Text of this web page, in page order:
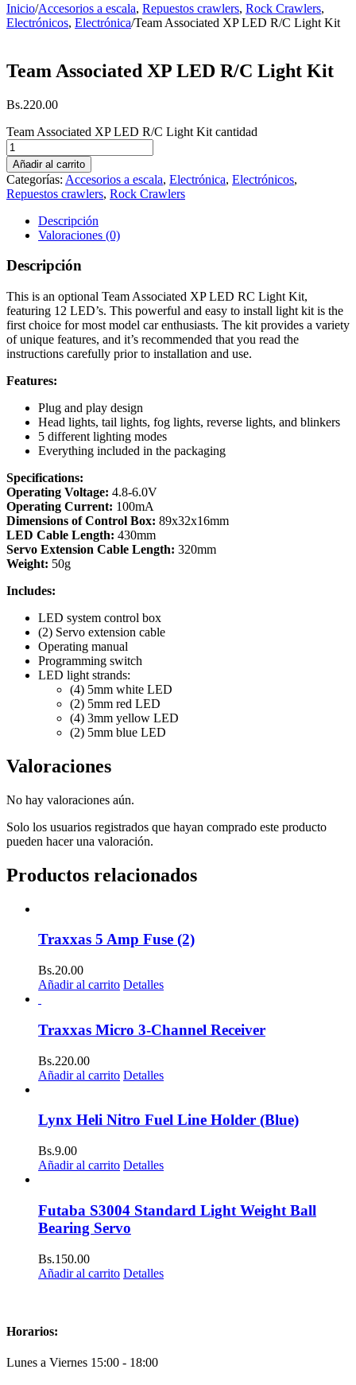
Inicio/Accesorios a escala, Repuestos crawlers, Rock Crawlers,
Electrónicos, Electrónica/Team Associated XP LED R/C Light Kit
Team Associated XP LED R/C Light Kit
Bs.220.00
Team Associated XP LED R/C Light Kit cantidad
Añadir al carrito
Categorías: Accesorios a escala, Electrónica, Electrónicos,
Repuestos crawlers, Rock Crawlers
Descripción
Valoraciones (0)
Descripción
This is an optional Team Associated XP LED RC Light Kit,
featuring 12 LED’s. This powerful and easy to install light kit is the
first choice for most model car enthusiasts. The kit provides a variety
of unique features, and it’s recommended that you read the
instructions carefully prior to installation and use.
Features:
Plug and play design
Head lights, tail lights, fog lights, reverse lights, and blinkers
5 different lighting modes
Everything included in the packaging
Specifications:
Operating Voltage: 4.8-6.0V
Operating Current: 100mA
Dimensions of Control Box: 89x32x16mm
LED Cable Length: 430mm
Servo Extension Cable Length: 320mm
Weight: 50g
Includes:
LED system control box
(2) Servo extension cable
Operating manual
Programming switch
LED light strands:
(4) 5mm white LED
(2) 5mm red LED
(4) 3mm yellow LED
(2) 5mm blue LED
Valoraciones
No hay valoraciones aún.
Solo los usuarios registrados que hayan comprado este producto
pueden hacer una valoración.
Productos relacionados
Traxxas 5 Amp Fuse (2)
Bs.20.00
Añadir al carrito Detalles
Traxxas Micro 3-Channel Receiver
Bs.220.00
Añadir al carrito Detalles
Lynx Heli Nitro Fuel Line Holder (Blue)
Bs.9.00
Añadir al carrito Detalles
Futaba S3004 Standard Light Weight Ball
Bearing Servo
Bs.150.00
Añadir al carrito Detalles
Horarios:
Lunes a Viernes 15:00 - 18:00